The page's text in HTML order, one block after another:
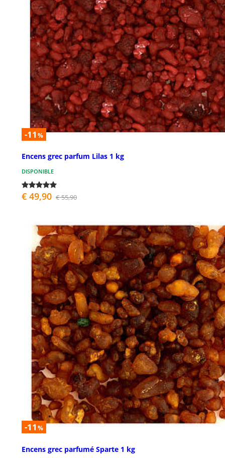
-11 %
Encens grec parfum Lilas 1 kg
DISPONIBLE
€ 49,90 € 55,90
-11 %
Encens grec parfumé Sparte 1 kg